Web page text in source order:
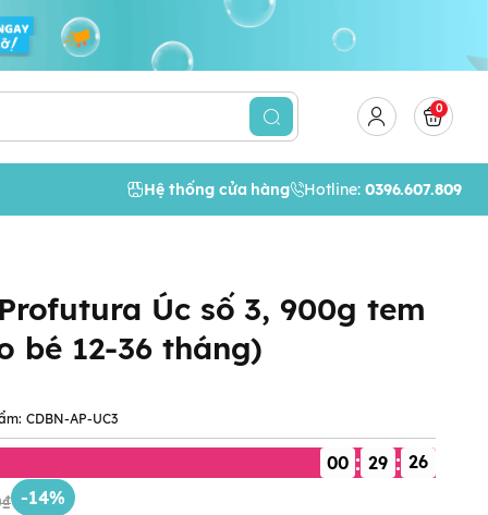
0
Hệ thống cửa hàng Hotline: 0396.607.809
Úc số 3, 900g tem
bé 12-36 tháng)
CDBN-AP-UC3
00 : :
-14%